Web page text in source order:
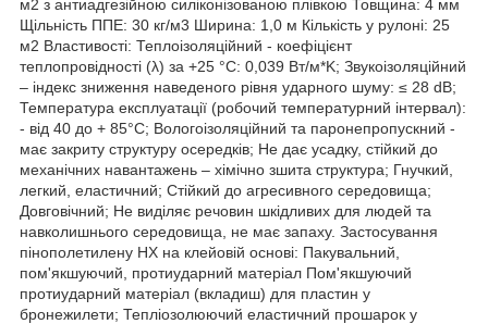
м2 з антиадгезійною силіконізованою плівкою Товщина: 4 мм
Щільність ППЕ: 30 кг/м3 Ширина: 1,0 м Кількість у рулоні: 25
м2 Властивості: Теплоізоляційний - коефіцієнт
теплопровідності (λ) за +25 °C: 0,039 Вт/м*K; Звукоізоляційний
– індекс зниження наведеного рівня ударного шуму: ≤ 28 dB;
Температура експлуатації (робочий температурний інтервал):
- від 40 до + 85°C; Вологоізоляційний та паронепропускний -
має закриту структуру осередків; Не дає усадку, стійкий до
механічних навантажень – хімічно зшита структура; Гнучкий,
легкий, еластичний; Стійкий до агресивного середовища;
Довговічний; Не виділяє речовин шкідливих для людей та
навколишнього середовища, не має запаху. Застосування
пінополетилену НХ на клейовій основі: Пакувальний,
пом'якшуючий, протиударний матеріал Пом'якшуючий
протиударний матеріал (вкладиш) для пластин у
бронежилети; Тепліозолюючий еластичний прошарок у